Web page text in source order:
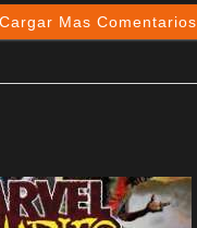
Cargar Mas Comentarios